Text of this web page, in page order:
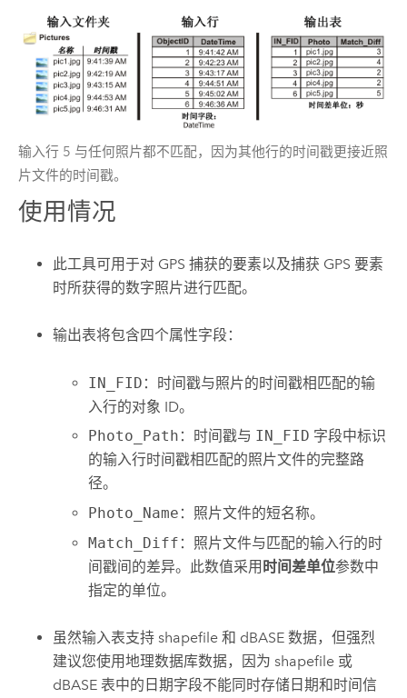
输入行 5 与任何照片都不匹配，因为其他行的时间戳更接近照
片文件的时间戳。
使用情况
此工具可用于对 GPS 捕获的要素以及捕获 GPS 要素
时所获得的数字照片进行匹配。
输出表将包含四个属性字段：
IN_FID ：时间戳与照片的时间戳相匹配的输
入行的对象 ID。
Photo_Path ：时间戳与 IN_FID 字段中标识
的输入行时间戳相匹配的照片文件的完整路
径。
Photo_Name ：照片文件的短名称。
Match_Diff ：照片文件与匹配的输入行的时
间戳间的差异。此数值采用 时间差单位参数中
指定的单位。
虽然输入表支持 shapefile 和 dBASE 数据，但强烈
建议您使用地理数据库数据，因为 shapefile 或
dBASE 表中的日期字段不能同时存储日期和时间信